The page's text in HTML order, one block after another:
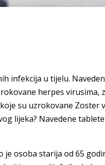
infekcija u tijelu.
herpes virusima,
su uzrokovane Zoster
lijeka? Navedene
osoba starija od 65